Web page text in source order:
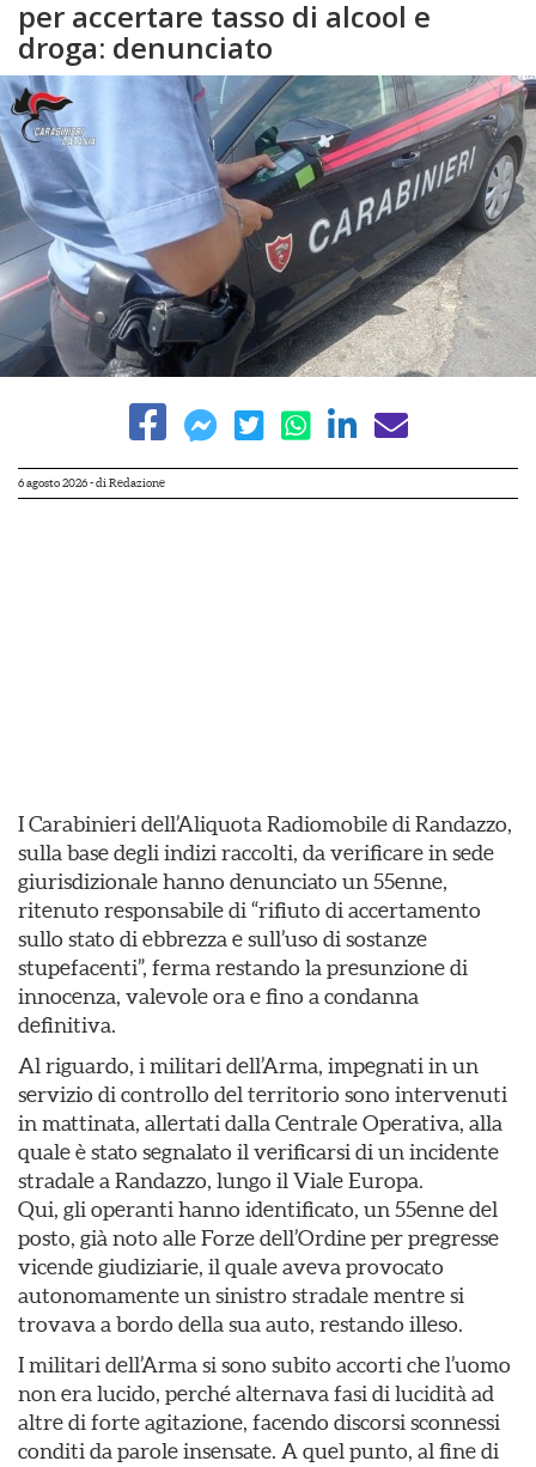
per accertare tasso di alcool e
droga: denunciato
6 agosto 2026- di Redazione
I Carabinieri dell’Aliquota Radiomobile di Randazzo,
sulla base degli indizi raccolti, da verificare in sede
giurisdizionale hanno denunciato un 55enne,
ritenuto responsabile di “rifiuto di accertamento
sullo stato di ebbrezza e sull’uso di sostanze
stupefacenti”, ferma restando la presunzione di
innocenza, valevole ora e fino a condanna
definitiva.
Al riguardo, i militari dell’Arma, impegnati in un
servizio di controllo del territorio sono intervenuti
in mattinata, allertati dalla Centrale Operativa, alla
quale è stato segnalato il verificarsi di un incidente
stradale a Randazzo, lungo il Viale Europa.
Qui, gli operanti hanno identificato, un 55enne del
posto, già noto alle Forze dell’Ordine per pregresse
vicende giudiziarie, il quale aveva provocato
autonomamente un sinistro stradale mentre si
trovava a bordo della sua auto, restando illeso.
I militari dell’Arma si sono subito accorti che l’uomo
non era lucido, perché alternava fasi di lucidità ad
altre di forte agitazione, facendo discorsi sconnessi
conditi da parole insensate. A quel punto, al fine di